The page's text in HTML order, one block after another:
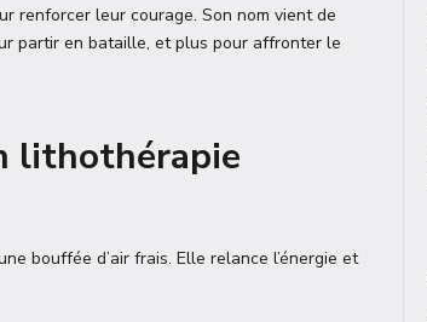
renforcer leur courage. Son nom vient de
partir en bataille, et plus pour affronter le
lithothérapie
bouffée d’air frais. Elle relance l’énergie et